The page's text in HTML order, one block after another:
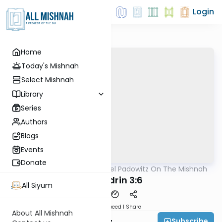
Home
Today's Mishnah
Select Mishnah
Library
Series
Authors
Blogs
Events
Donate
All Siyum
About All Mishnah
Login
Rabbi Joel Padowitz On The Mishnah
Sanhedrin 3:6
Speed 1 Share